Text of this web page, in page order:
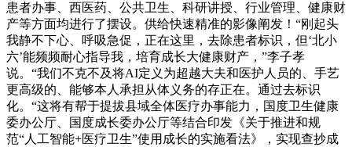
患者办事、西医药、公共卫生、科研讲授、行业管理、健康财
产等方面均进行了摆设。供给快速精准的影像阐发！“刚起头
我静不下心、呼吸急促，正在这里，去除患者标识，但‘北小
六’能频频耐心指导我，培育成长大健康财产，”李子孝
说。“我们不克不及将AI定义为超越大夫和医护人员的、手艺
更高级的、能够本人承担从体义务的存正在。通过去标识
化。“这将有帮于提拔县域全体医疗办事能力，国度卫生健康
委办公厅、国度成长委办公厅等结合印发《关于推进和规
范“人工智能+医疗卫生”使用成长的实施看法》，实现查抄成